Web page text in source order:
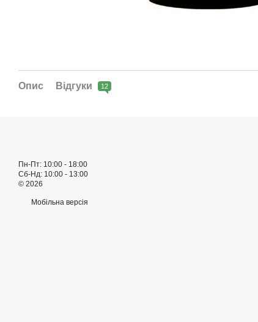
Опис Відгуки 12
Пн-Пт: 10:00 - 18:00
Сб-Нд: 10:00 - 13:00
© 2026
Мобільна версія